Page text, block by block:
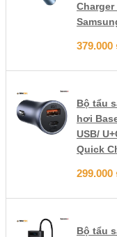
Charger
379.000
Bộ tẩu
hơi
USB/
Quick
299.000
Bộ tẩu